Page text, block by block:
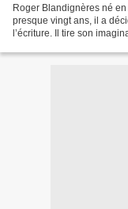
Roger Blandignères né
presque vingt ans, il a
l’écriture. Il tire son